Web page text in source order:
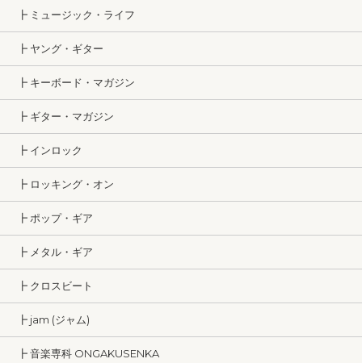
┣ ミュージック・ライフ
┣ ヤング・ギター
┣ キーボード・マガジン
┣ ギター・マガジン
┣ インロック
┣ ロッキング・オン
┣ ポップ・ギア
┣ メタル・ギア
┣ クロスビート
┣ jam (ジャム)
┣ 音楽専科 ONGAKUSENKA